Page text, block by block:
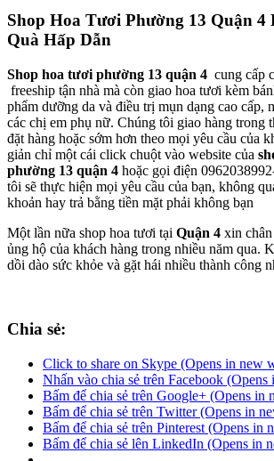
Shop Hoa Tươi Phường 13 Quận 4
Quà Hấp Dẫn
Shop hoa tươi phường 13 quận 4 cung cấp
freeship tận nhà mà còn giao hoa tươi kèm
phẩm dưỡng da và điều trị mụn dạng cao cấp,
các chị em phụ nữ. Chúng tôi giao hàng trong
đặt hàng hoặc sớm hơn theo mọi yêu cầu của
giản chỉ một cái click chuột vào website của
phường 13 quận 4 hoặc gọi điện
tôi sẽ thực hiện mọi yêu cầu của bạn, không
khoản hay trả bằng tiền mặt phải không bạn
Một lần nữa shop hoa tươi tại Quận 4 xin
ủng hộ của khách hàng trong nhiều năm qua.
dồi dào sức khỏe và gặt hái nhiều thành công
Chia sẻ:
Click to share on Skype (Opens in new
Nhấn vào chia sẻ trên Facebook
Bấm để chia sẻ trên Google+ (Opens in
Bấm để chia sẻ trên Twitter (Opens in
Bấm để chia sẻ trên Pinterest (Opens in
Bấm để chia sẻ lên LinkedIn (Opens in